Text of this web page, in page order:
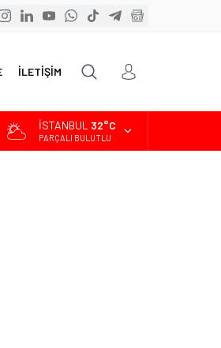
İLETİŞİM
İSTANBUL 32°C
PARÇALI BULUTLU